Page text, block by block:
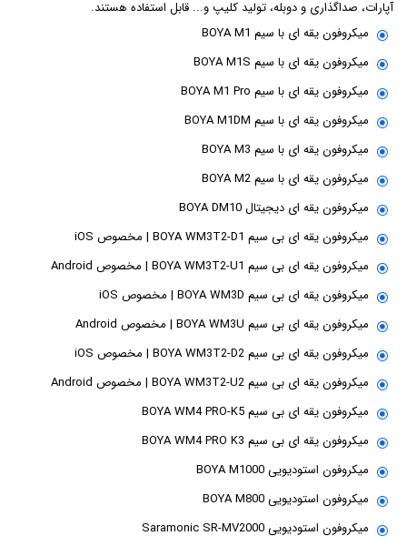
آپارات، صداگذاری و دوبله، تولید کلیپ و... قابل استفاده هستند.
میکروفون یقه ای با سیم BOYA M1
میکروفون یقه ای با سیم BOYA M1S
میکروفون یقه ای با سیم BOYA M1 Pro
میکروفون یقه ای با سیم BOYA M1DM
میکروفون یقه ای با سیم BOYA M3
میکروفون یقه ای با سیم BOYA M2
میکروفون یقه ای دیجیتال BOYA DM10
میکروفون یقه ای بی سیم BOYA WM3T2-D1 | مخصوص iOS
میکروفون یقه ای بی سیم BOYA WM3T2-U1 | مخصوص Android
میکروفون یقه ای بی سیم BOYA WM3D | مخصوص iOS
میکروفون یقه ای بی سیم BOYA WM3U | مخصوص Android
میکروفون یقه ای بی سیم BOYA WM3T2-D2 | مخصوص iOS
میکروفون یقه ای بی سیم BOYA WM3T2-U2 | مخصوص Android
میکروفون یقه ای بی سیم BOYA WM4 PRO-K5
میکروفون یقه ای بی سیم BOYA WM4 PRO K3
میکروفون استودیویی BOYA M1000
میکروفون استودیویی BOYA M800
میکروفون استودیویی Saramonic SR-MV2000